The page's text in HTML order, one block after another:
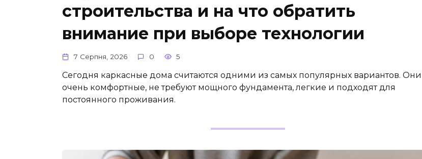
строительства и на что обратить
внимание при выборе технологии
7 Серпня, 2026 0 5
Сегодня каркасные дома считаются одними из самых популярных вариантов. Они
очень комфортные, не требуют мощного фундамента, легкие и подходят для
постоянного проживания.